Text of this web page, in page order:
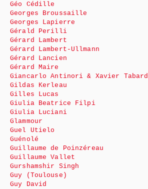
Géo Cédille
Georges Broussaille
Georges Lapierre
Gérald Perilli
Gérard Lambert
Gérard Lambert-Ullmann
Gérard Lancien
Gérard Maire
Giancarlo Antinori & Xavier Tabard
Gildas Kerleau
Gilles Lucas
Giulia Beatrice Filpi
Giulia Luciani
Glammour
Guel Utielo
Guénolé
Guillaume de Poinzéreau
Guillaume Vallet
Gurshamshir Singh
Guy (Toulouse)
Guy David